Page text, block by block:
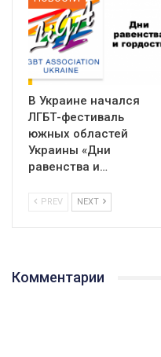
В Украине начался
ЛГБТ-фестиваль
южных областей
Украины «Дни
равенства и…
PREV NEXT
Комментарии